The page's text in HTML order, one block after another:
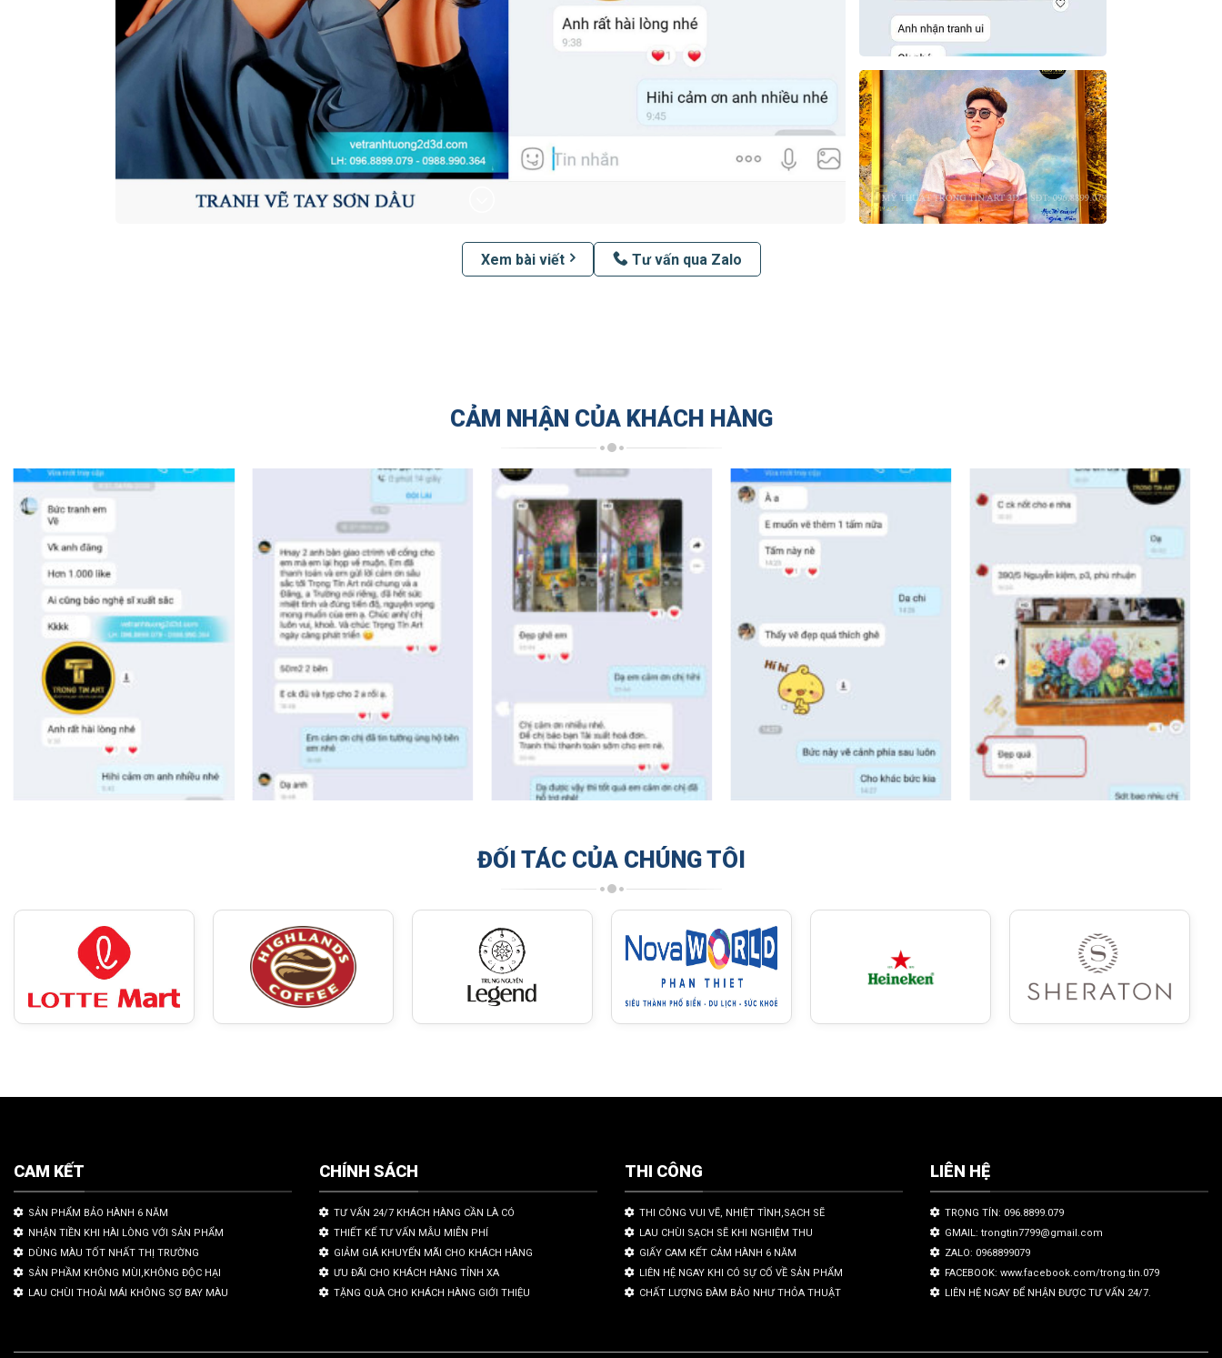
Xem bài viết Tư vấn qua Zalo
CẢM NHẬN CỦA KHÁCH HÀNG
ĐỐI TÁC CỦA CHÚNG TÔI
CAM KẾT
SẢN PHẨM BẢO HÀNH 6 NĂM
NHẬN TIỀN KHI HÀI LÒNG VỚI SẢN PHẨM
DÙNG MÀU TỐT NHẤT THỊ TRƯỜNG
SẢN PHẦM KHÔNG MÙI,KHÔNG ĐỘC HẠI
LAU CHÙI THOẢI MÁI KHÔNG SỢ BAY MÀU
CHÍNH SÁCH
TƯ VẤN 24/7 KHÁCH HÀNG CẦN LÀ CÓ
THIẾT KẾ TƯ VẤN MẪU MIỄN PHÍ
GIẢM GIÁ KHUYẾN MÃI CHO KHÁCH HÀNG
ƯU ĐÃI CHO KHÁCH HÀNG TỈNH XA
TẶNG QUÀ CHO KHÁCH HÀNG GIỚI THIỆU
THI CÔNG
THI CÔNG VUI VẼ, NHIỆT TÌNH,SẠCH SẼ
LAU CHÙI SẠCH SẼ KHI NGHIỆM THU
GIẤY CAM KẾT CẢM HÀNH 6 NĂM
LIÊN HỆ NGAY KHI CÓ SỰ CỐ VỀ SẢN PHẨM
CHẤT LƯỢNG ĐÀM BẢO NHƯ THỎA THUẬT
LIÊN HỆ
TRỌNG TÍN: 096.8899.079
GMAIL: trongtin7799@gmail.com
ZALO: 0968899079
FACEBOOK: www.facebook.com/trong.tin.079
LIÊN HỆ NGAY ĐỂ NHẬN ĐƯỢC TƯ VẤN 24/7.